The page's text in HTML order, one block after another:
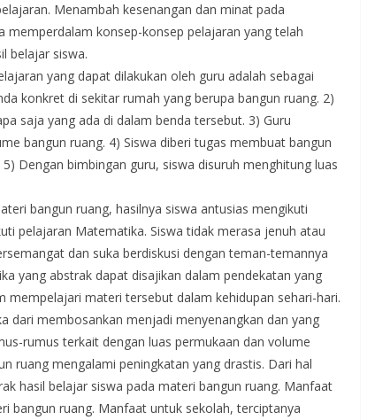
Menambah kesenangan dan minat pada
konsep-konsep pelajaran yang telah
belajar siswa.
yang dapat dilakukan oleh guru adalah sebagai
konkret di sekitar rumah yang berupa bangun ruang. 2)
saja yang ada di dalam benda tersebut. 3) Guru
bangun ruang. 4) Siswa diberi tugas membuat bangun
Dengan bimbingan guru, siswa disuruh menghitung luas
bangun ruang, hasilnya siswa antusias mengikuti
pelajaran Matematika. Siswa tidak merasa jenuh atau
dan suka berdiskusi dengan teman-temannya
yang abstrak dapat disajikan dalam pendekatan yang
materi tersebut dalam kehidupan sehari-hari.
dari membosankan menjadi menyenangkan dan yang
rumus terkait dengan luas permukaan dan volume
ruang mengalami peningkatan yang drastis. Dari hal
hasil belajar siswa pada materi bangun ruang. Manfaat
bangun ruang. Manfaat untuk sekolah, terciptanya